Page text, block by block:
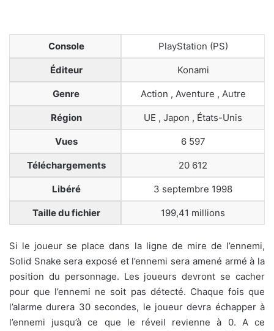
Console PlayStation (PS)
Éditeur Konami
Genre Action , Aventure , Autre
Région UE , Japon , États-Unis
Vues 6 597
Téléchargements 20 612
Libéré 3 septembre 1998
Taille du fichier 199,41 millions
Si le joueur se place dans la ligne de mire de l’ennemi,
Solid Snake sera exposé et l’ennemi sera amené armé à la
position du personnage. Les joueurs devront se cacher
pour que l’ennemi ne soit pas détecté. Chaque fois que
l’alarme durera 30 secondes, le joueur devra échapper à
l’ennemi jusqu’à ce que le réveil revienne à 0. A ce